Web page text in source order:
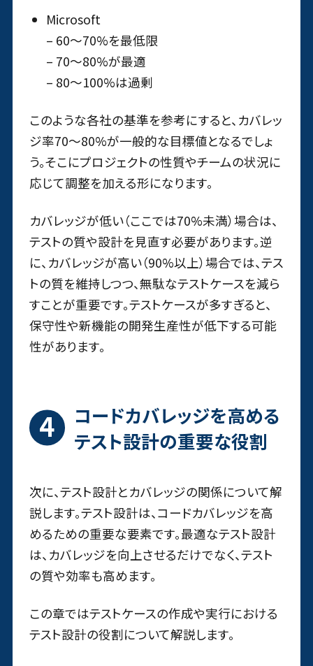
Microsoft
– 60〜70%を最低限
– 70～80%が最適
– 80〜100%は過剰
このような各社の基準を参考にすると、カバレッ
ジ率70〜80%が一般的な目標値となるでしょ
う。そこにプロジェクトの性質やチームの状況に
応じて調整を加える形になります。
カバレッジが低い（ここでは70%未満）場合は、
テストの質や設計を見直す必要があります。逆
に、カバレッジが高い（90%以上）場合では、テス
トの質を維持しつつ、無駄なテストケースを減ら
すことが重要です。テストケースが多すぎると、
保守性や新機能の開発生産性が低下する可能
性があります。
コードカバレッジを高める
テスト設計の重要な役割
次に、テスト設計とカバレッジの関係について解
説します。テスト設計は、コードカバレッジを高
めるための重要な要素です。最適なテスト設計
は、カバレッジを向上させるだけでなく、テスト
の質や効率も高めます。
この章ではテストケースの作成や実行における
テスト設計の役割について解説します。